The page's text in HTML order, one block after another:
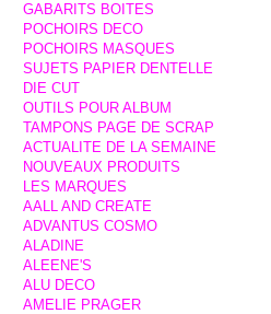
GABARITS BOITES
POCHOIRS DECO
POCHOIRS MASQUES
SUJETS PAPIER DENTELLE
DIE CUT
OUTILS POUR ALBUM
TAMPONS PAGE DE SCRAP
ACTUALITE DE LA SEMAINE
NOUVEAUX PRODUITS
LES MARQUES
AALL AND CREATE
ADVANTUS COSMO
ALADINE
ALEENE'S
ALU DECO
AMELIE PRAGER